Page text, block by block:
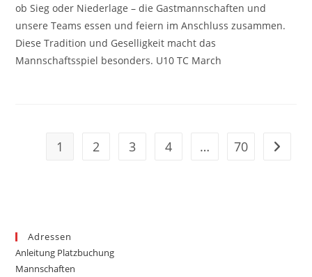
ob Sieg oder Niederlage – die Gastmannschaften und
unsere Teams essen und feiern im Anschluss zusammen.
Diese Tradition und Geselligkeit macht das
Mannschaftsspiel besonders. U10 TC March
1 2 3 4 … 70 Zur
Adressen
Anleitung Platzbuchung
Mannschaften